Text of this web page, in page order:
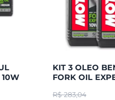
KIT 3 OLEO
FORK OIL
R$ 283,04